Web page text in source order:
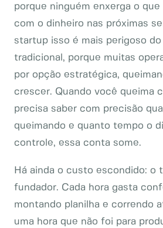
porque ninguém enxerga o
com o dinheiro nas próximas
startup isso é mais perigoso
tradicional, porque muitas
por opção estratégica,
crescer. Quando você queima
precisa saber com precisão
queimando e quanto tempo o
controle, essa conta some.
Há ainda o custo escondido: o
fundador. Cada hora gasta
montando planilha e correndo
uma hora que não foi para